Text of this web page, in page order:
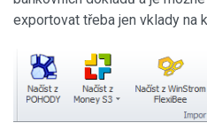
exportovat třeba jen vklady na